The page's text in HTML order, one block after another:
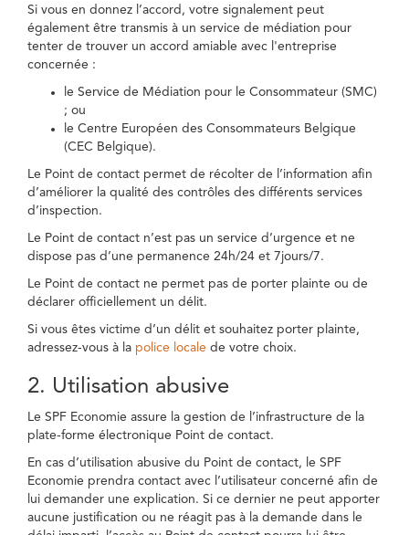
Si vous en donnez l’accord, votre signalement peut
également être transmis à un service de médiation pour
tenter de trouver un accord amiable avec l'entreprise
concernée :
le Service de Médiation pour le Consommateur (SMC)
; ou
le Centre Européen des Consommateurs Belgique
(CEC Belgique).
Le Point de contact permet de récolter de l’information afin
d’améliorer la qualité des contrôles des différents services
d’inspection.
Le Point de contact n’est pas un service d’urgence et ne
dispose pas d’une permanence 24h/24 et 7jours/7.
Le Point de contact ne permet pas de porter plainte ou de
déclarer officiellement un délit.
Si vous êtes victime d’un délit et souhaitez porter plainte,
adressez-vous à la police locale de votre choix.
2. Utilisation abusive
Le SPF Economie assure la gestion de l’infrastructure de la
plate-forme électronique Point de contact.
En cas d’utilisation abusive du Point de contact, le SPF
Economie prendra contact avec l’utilisateur concerné afin de
lui demander une explication. Si ce dernier ne peut apporter
aucune justification ou ne réagit pas à la demande dans le